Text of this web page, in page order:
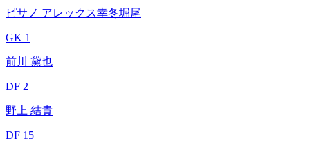
ピサノ アレックス幸冬堀尾
GK 1
前川 黛也
DF 2
野上 結貴
DF 15